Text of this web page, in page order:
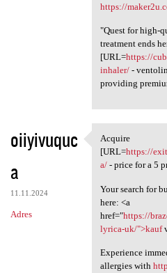
https://
"Quest for high-
treatment ends
[URL=https://
inhaler/-
providing
oiiyivuquc
a
11.11.2024
Adres
Acquire
Acquire
[URL=https://
a/- price for a 5
Your search for
here: <a
href="https://
lyrica-uk/">kauf
Experience
allergies with